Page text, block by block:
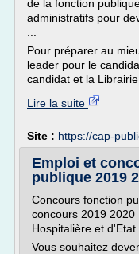
de la fonction
administratifs pour
Pour préparer au
leader pour le
candidat et la Librairie
Lire la suite
Site : https://cap-
Emploi et
publique 2019
Concours fonction
concours 2019 2020
Hospitalière et d'Etat
Vous souhaitez